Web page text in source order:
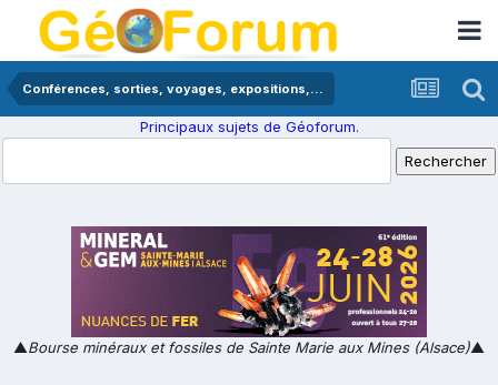
Conférences, sorties, voyages, expositions,...
Principaux sujets de Géoforum.
▲Bourse minéraux et fossiles de Sainte Marie aux Mines (Alsace)▲